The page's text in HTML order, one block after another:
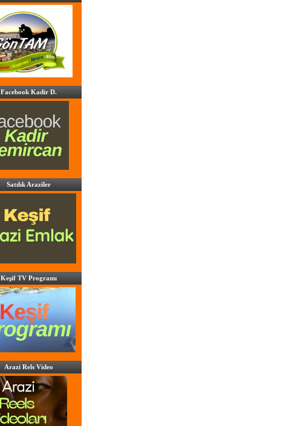
Facebook Kadir D.
Satılık Araziler
Keşif TV Programı
Arazi Rels Video